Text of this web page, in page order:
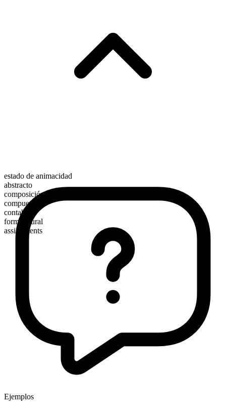
estado de animacidad
abstracto
composición morfológica
compuesto
contable
forma plural
assignments
Ejemplos